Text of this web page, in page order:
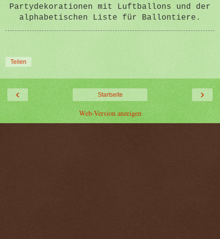
Partydekorationen mit Luftballons und der
alphabetischen Liste für Ballontiere.
Teilen
‹ ›
Startseite
Web-Version anzeigen